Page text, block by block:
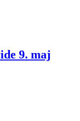
9. maj